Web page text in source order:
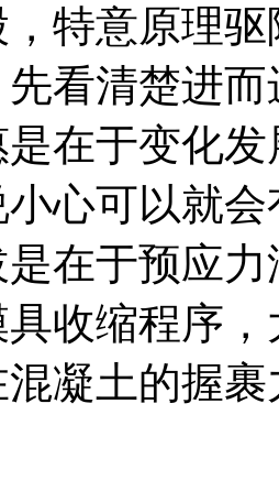
特意原理
看清楚进
在于变化
心可以就
在于预应
收缩程序
凝土的握